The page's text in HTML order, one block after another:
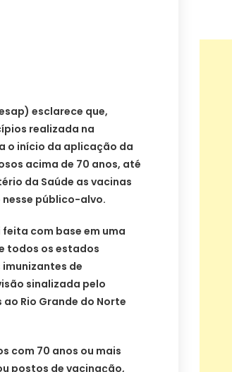
esclarece que,
realizada na
o início da aplicação da
acima de 70 anos, até
da Saúde as vacinas
público-alvo.
com base em uma
todos os estados
de
sinalizada pelo
Rio Grande do Norte
com 70 anos ou mais
postos de vacinação,